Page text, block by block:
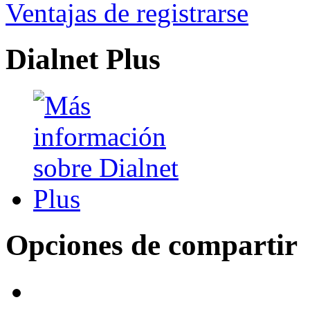
Ventajas de registrarse
Dialnet Plus
Opciones de compartir